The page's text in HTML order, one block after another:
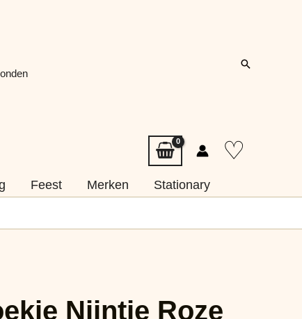
Zoeken
♡
Feest Merken
Stationary
Nijntje Roze